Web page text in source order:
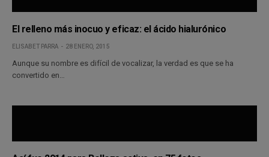
El relleno más inocuo y eficaz: el ácido hialurónico
ELISABET PARRA 28 ENERO, 2015
Aunque su nombre es difícil de vocalizar, la verdad es que se ha
convertido en…